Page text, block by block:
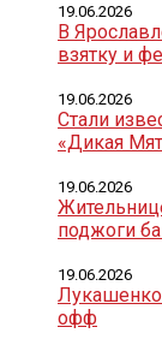
В
взятку и
19.06.2026
Стали
«Дикая
19.06.2026
поджоги
19.06.2026
Лукашенко
офф
19.06.2026